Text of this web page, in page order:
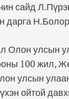
сайд
дарга
Олон улсын
100 жил,
улсын
ойтой